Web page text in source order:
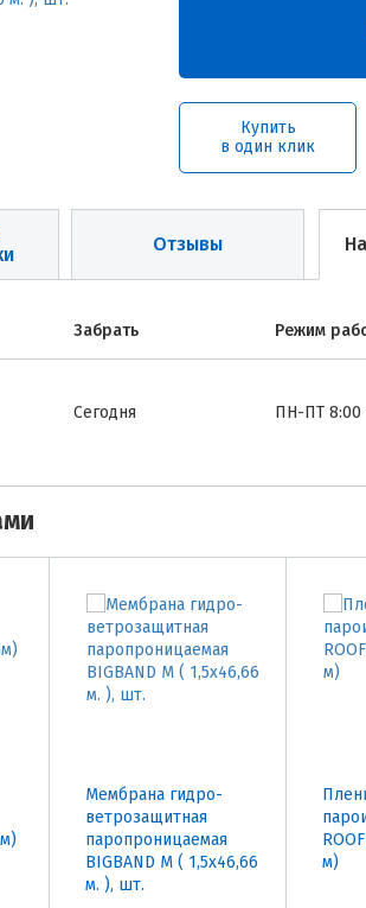
Купить
в один клик
Отзывы
Забрать Режим
Сегодня ПН-ПТ 8:00
Мембрана гидро-
ветрозащитная
паропроницаемая
BIGBAND M ( 1,5х46,66
м. ), шт.
м)